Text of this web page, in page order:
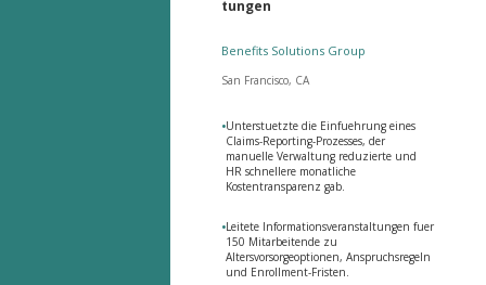
tungen
Benefits Solutions Group
San Francisco, CA
•Unterstuetzte die Einfuehrung eines
Claims-Reporting-Prozesses, der
manuelle Verwaltung reduzierte und
HR schnellere monatliche
Kostentransparenz gab.
•Leitete Informationsveranstaltungen fuer
150 Mitarbeitende zu
Altersvorsorgeoptionen, Anspruchsregeln
und Enrollment-Fristen.